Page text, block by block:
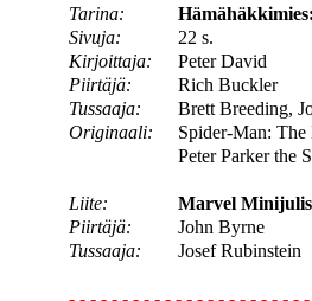
Tarina:
Sivuja:
22 s.
Kirjoittaja:
Peter David
Piirtäjä:
Rich Buckler
Tussaaja:
Brett Breeding,
Originaali:
Spider-Man:
Peter Parker the
Liite:
Marvel
Piirtäjä:
John Byrne
Tussaaja:
Josef Rubinstein